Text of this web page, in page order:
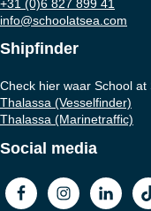
+31 (0)6 827 899 41
info@schoolatsea.com
Shipfinder
Check hier waar School
Thalassa (Vesselfinder)
Thalassa (Marinetraffic)
Social media